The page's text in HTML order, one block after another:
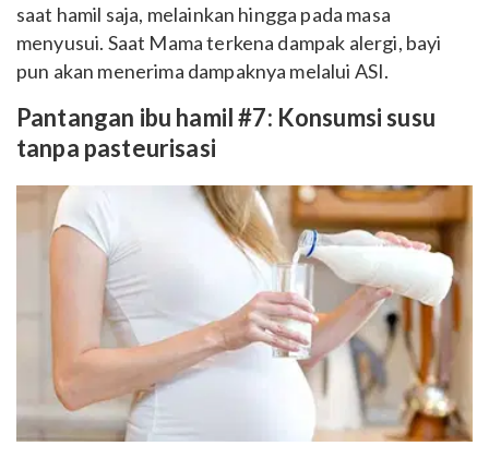
saat hamil saja, melainkan hingga pada masa
menyusui. Saat Mama terkena dampak alergi, bayi
pun akan menerima dampaknya melalui ASI.
Pantangan ibu hamil #7: Konsumsi susu
tanpa pasteurisasi